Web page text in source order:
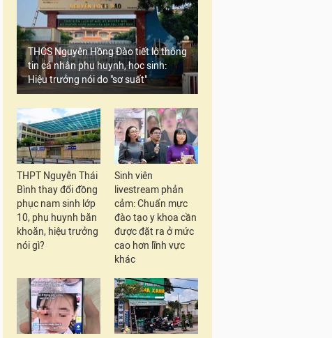
THCS Nguyễn Hồng Đào tiết lộ thông
tin cá nhân phụ huynh, học sinh:
Hiệu trưởng nói do "sơ suất"
THPT Nguyễn Thái
Bình thay đổi đồng
phục nam sinh lớp
10, phụ huynh băn
khoăn, hiệu trưởng
nói gì?
Sinh viên
livestream phản
cảm: Chuẩn mực
đào tạo y khoa cần
được đặt ra ở mức
cao hơn lĩnh vực
khác